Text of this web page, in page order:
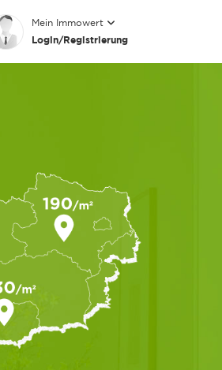
Mein Immowert
Login/Registrierung